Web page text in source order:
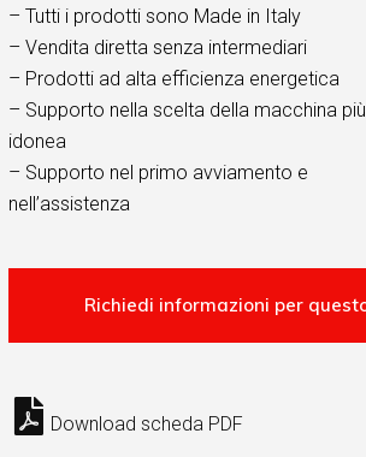
– Tutti i prodotti sono Made in Italy
– Vendita diretta senza intermediari
– Prodotti ad alta efficienza energetica
– Supporto nella scelta della macchina più
idonea
– Supporto nel primo avviamento e
nell’assistenza
Download scheda PDF